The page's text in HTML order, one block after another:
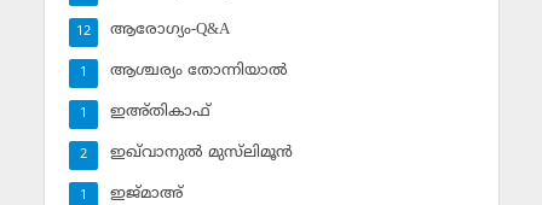
ആരോഗ്യം-Q&A
12
ആശ്ചര്യം തോന്നിയാല്‍
1
ഇഅ്തികാഫ്‌
1
ഇഖ്‌വാനുല്‍ മുസ്‌ലിമൂന്‍
2
ഇജ്മാഅ്
1